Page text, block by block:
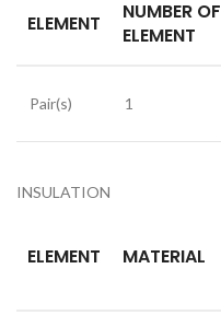
ELEMENT
NUMBER OF
ELEMENT
Pair(s) 1
INSULATION
ELEMENT MATERIAL